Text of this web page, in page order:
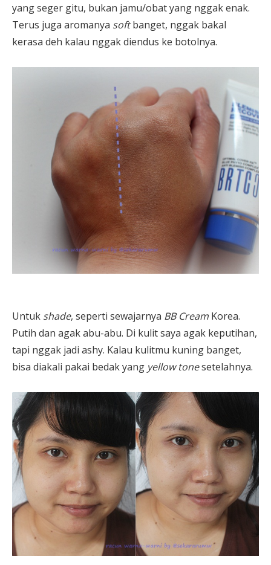
yang seger gitu, bukan jamu/obat yang nggak enak.
Terus juga aromanya softbanget, nggak bakal
kerasa deh kalau nggak diendus ke botolnya.
Untuk shade, seperti sewajarnya BB Cream Korea.
Putih dan agak abu-abu. Di kulit saya agak keputihan,
tapi nggak jadi ashy. Kalau kulitmu kuning banget,
bisa diakali pakai bedak yang yellow tonesetelahnya.